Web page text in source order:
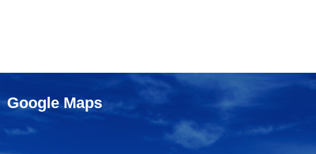
Google Maps